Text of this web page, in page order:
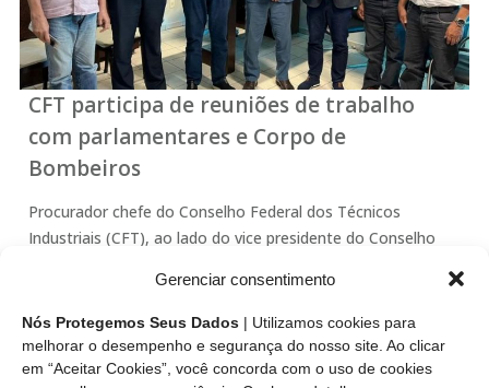
Gerenciar consentimento
Nós Protegemos Seus Dados | Utilizamos cookies para
melhorar o desempenho e segurança do nosso site. Ao clicar
em “Aceitar Cookies”, você concorda com o uso de cookies
CFT participa de reuniões de trabalho
com parlamentares e Corpo de
Bombeiros
Procurador chefe do Conselho Federal dos Técnicos
Industriais (CFT), ao lado do vice presidente do Conselho
fortaleceu a aproximação do Sistema CFT/CRTs com
deputados federais, estaduais, vereadores e comandante
do Corpo de…